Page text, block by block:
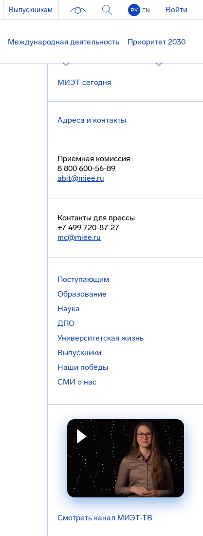
Выпускникам РУ EN Войти
Международная деятельность Приоритет 2030
МИЭТ сегодня
Адреса и контакты
Приемная комиссия
8 800 600-56-89
abit@miee.ru
Контакты для прессы
+7 499 720-87-27
mc@miee.ru
Поступающим
Образование
Наука
ДПО
Университетская жизнь
Выпускники
Наши победы
СМИ о нас
Смотреть канал МИЭТ-ТВ